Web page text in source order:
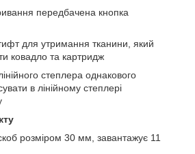
передбачена кнопка
для утримання тканини, який
ковадло та картридж
степлера однакового
в лінійному степлері
розміром 30 мм, завантажує 11